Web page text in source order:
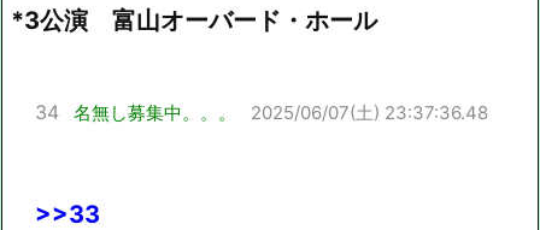
*3公演 富山オーバード・ホール
34 名無し募集中。。。 2025/06/07(土) 23:37:36.48
>>33